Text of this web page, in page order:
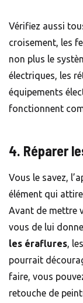
Vérifiez aussi
croisement, les
non plus le
électriques, les
équipements
fonctionnent
4. Réparer
Vous le savez,
élément qui
Avant de mettre
vous de lui
les éraflures,
pourrait
faire, vous
retouche de